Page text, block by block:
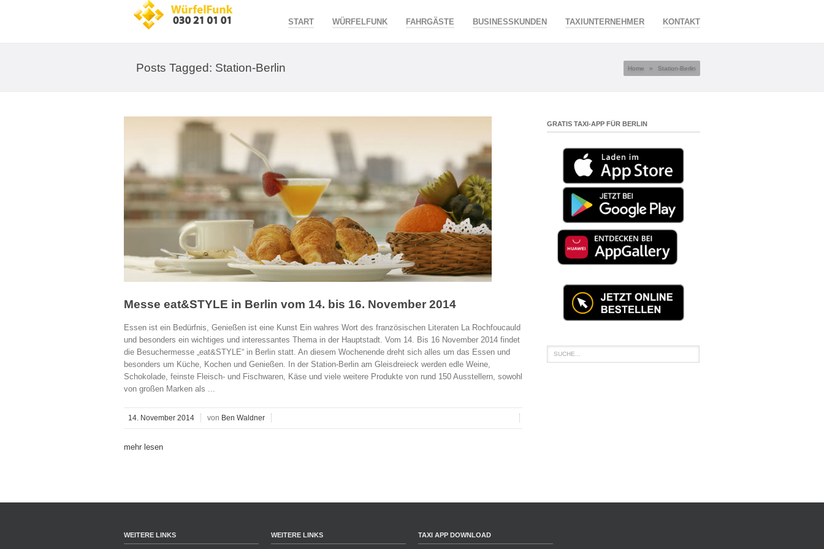
START WÜRFELFUNK FAHRGÄSTE BUSINESSKUNDEN TAXIUNTERNEHMER KONTAKT
Posts Tagged: Station-Berlin Home » Station-Berlin
Messe eat&STYLE in Berlin vom 14. bis 16. November 2014
Essen ist ein Bedürfnis, Genießen ist eine Kunst Ein wahres Wort des französischen Literaten La Rochfoucauld
und besonders ein wichtiges und interessantes Thema in der Hauptstadt. Vom 14. Bis 16 November 2014 findet
die Besuchermesse „eat&STYLE“ in Berlin statt. An diesem Wochenende dreht sich alles um das Essen und
besonders um Küche, Kochen und Genießen. In der Station-Berlin am Gleisdreieck werden edle Weine,
Schokolade, feinste Fleisch- und Fischwaren, Käse und viele weitere Produkte von rund 150 Ausstellern, sowohl
von großen Marken als ...
14. November 2014 von Ben Waldner
mehr lesen
GRATIS TAXI-APP FÜR BERLIN
WEITERE LINKS WEITERE LINKS TAXI APP DOWNLOAD